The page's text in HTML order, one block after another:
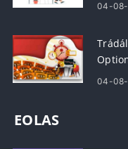
04-
04-
EOLAS